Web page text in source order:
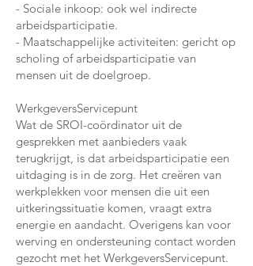
- Sociale inkoop: ook wel indirecte
arbeidsparticipatie.
- Maatschappelijke activiteiten: gericht op
scholing of arbeidsparticipatie van
mensen uit de doelgroep.
WerkgeversServicepunt
Wat de SROI-coördinator uit de
gesprekken met aanbieders vaak
terugkrijgt, is dat arbeidsparticipatie een
uitdaging is in de zorg. Het creëren van
werkplekken voor mensen die uit een
uitkeringssituatie komen, vraagt extra
energie en aandacht. Overigens kan voor
werving en ondersteuning contact worden
gezocht met het WerkgeversServicepunt.